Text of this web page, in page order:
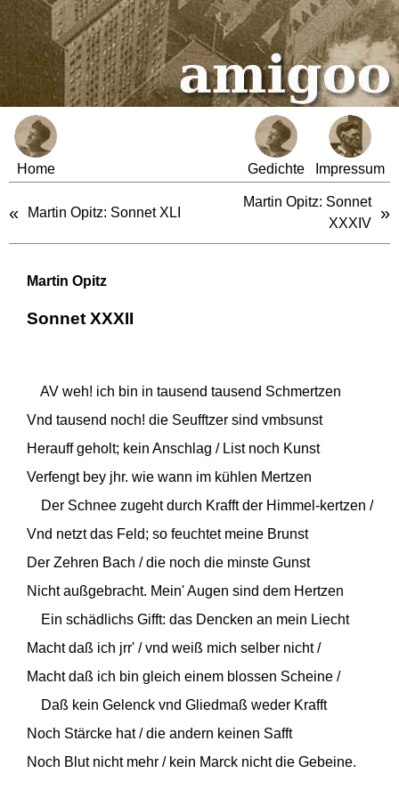
Home Gedichte Impressum
« Martin Opitz: Sonnet XLI
Martin Opitz: Sonnet
XXXIV
»
Martin Opitz
Sonnet XXXII
AV weh! ich bin in tausend tausend Schmertzen
Vnd tausend noch! die Seufftzer sind vmbsunst
Herauff geholt; kein Anschlag / List noch Kunst
Verfengt bey jhr. wie wann im kühlen Mertzen
Der Schnee zugeht durch Krafft der Himmel-kertzen /
Vnd netzt das Feld; so feuchtet meine Brunst
Der Zehren Bach / die noch die minste Gunst
Nicht außgebracht. Mein' Augen sind dem Hertzen
Ein schädlichs Gifft: das Dencken an mein Liecht
Macht daß ich jrr' / vnd weiß mich selber nicht /
Macht daß ich bin gleich einem blossen Scheine /
Daß kein Gelenck vnd Gliedmaß weder Krafft
Noch Stärcke hat / die andern keinen Safft
Noch Blut nicht mehr / kein Marck nicht die Gebeine.